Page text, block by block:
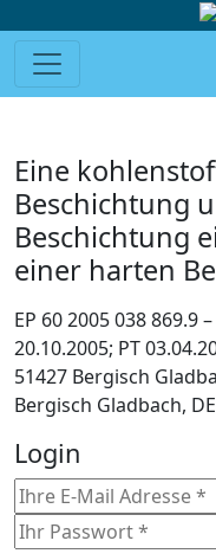
Eine
Beschichtung
Beschichtung
einer harten
EP 60 2005 038 869.9
20.10.2005; PT
51427 Bergisch
Bergisch Gladbach,
Login